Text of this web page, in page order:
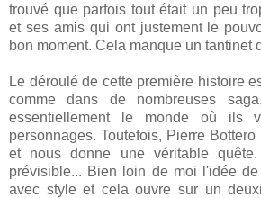
trouvé que parfois tout était un peu
et ses amis qui ont justement le
bon moment. Cela manque un tantinet
Le déroulé de cette première histoire
comme dans de nombreuses
essentiellement le monde où ils
personnages. Toutefois, Pierre
et nous donne une véritable
prévisible... Bien loin de moi l'idée
avec style et cela ouvre sur un